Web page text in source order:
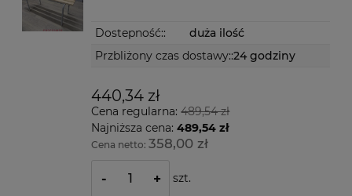
Dostepność::
duża ilość
Przbliżony czas dostawy::24 godziny
440,34 zł
Cena regularna:489,54 zł
Najniższa cena:489,54 zł
Cena netto:358,00 zł
- + szt.